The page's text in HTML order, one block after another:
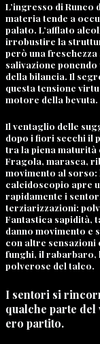
L’ingresso di Runco
materia tende a
palato. L’afflato
irrobustire la
però una
salivazione
della bilancia. Il
questa tensione
motore della bevuta.
Il ventaglio delle
dopo i fiori secchi il
tra la piena maturità
Fragola, marasca,
movimento al sorso:
caleidoscopio apre
rapidamente i
terziarizzazioni:
Fantastica sapidità,
danno movimento e
con altre sensazioni
funghi, il rabarbaro,
polverose del talco.
I sentori si
qualche parte del
ero partito.